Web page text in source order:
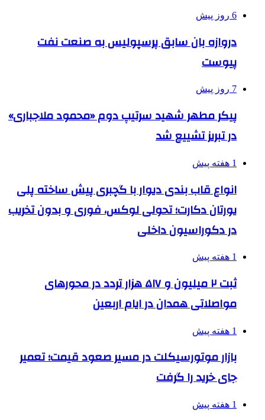
6 روز پیش
دروازه بان سابق پرسپولیس به صنعت نفت
پیوست
7 روز پیش
پیکر مطهر شهید سرتیپ دوم «محمود ملاجباری»
در تبریز تشییع شد
1 هفته پیش
انواع قاب بندی دیوار با گچبری پیش ساخته پلی
یورتان دکارت؛ تحولی لوکس، فوری و بدون تخریب
در دکوراسیون داخلی
1 هفته پیش
ثبت ۲ میلیون و ۵۱۷ هزار تردد در محورهای
مواصلاتی همدان در ایام اربعین
1 هفته پیش
بازار موتورسیکلت در مسیر صعود قیمت؛ تعمیر
جای خرید را گرفت
1 هفته پیش